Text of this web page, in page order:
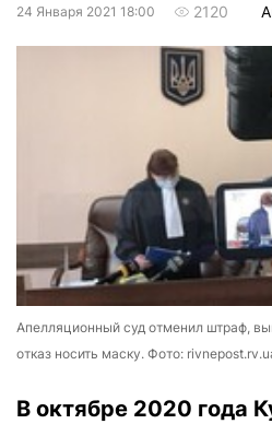
24 Января 2021 18:00 2120
Апелляционный суд отменил штраф,
отказ носить маску. Фото:
В октябре 2020 года